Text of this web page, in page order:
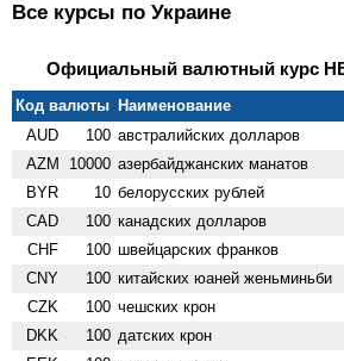
Все курсы по Украине
Официальный валютный курс
Код валюты Наименование
AUD
100 австралийских долларов
AZM 10000 азербайджанских манатов
BYR 10 белорусских рублей
CAD 100 канадских долларов
CHF 100 швейцарских франков
CNY 100 китайских юаней женьминьби
CZK 100 чешских крон
DKK 100 датских крон